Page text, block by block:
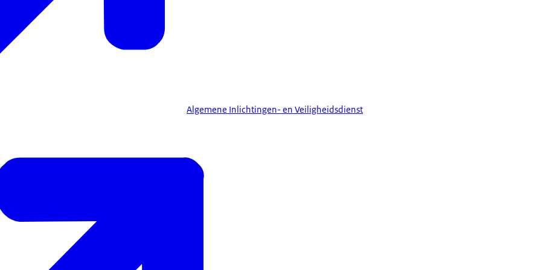
Algemene Inlichtingen- en Veiligheidsdienst